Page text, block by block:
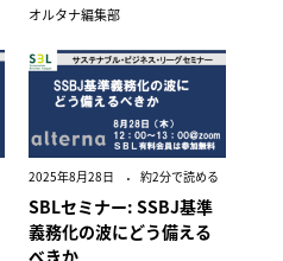
オルタナ編集部
2025年8月28日 約2分で読める
SBLセミナー: SSBJ基準
義務化の波にどう備える